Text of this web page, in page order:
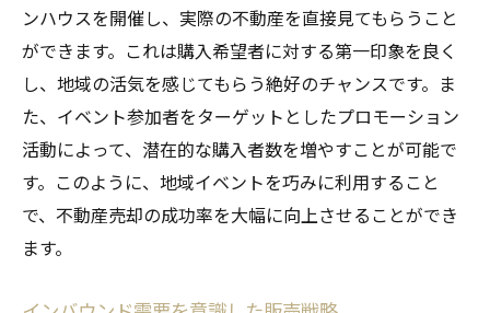
ンハウスを開催し、実際の不動産を直接見てもらうこと
ができます。これは購入希望者に対する第一印象を良く
し、地域の活気を感じてもらう絶好のチャンスです。ま
た、イベント参加者をターゲットとしたプロモーション
活動によって、潜在的な購入者数を増やすことが可能で
す。このように、地域イベントを巧みに利用すること
で、不動産売却の成功率を大幅に向上させることができ
ます。